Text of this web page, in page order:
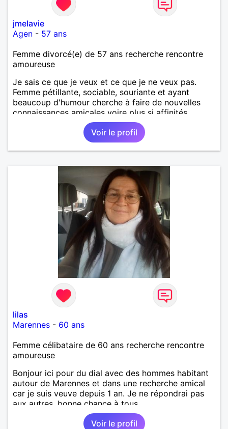
jmelavie
Agen - 57 ans
Femme divorcé(e) de 57 ans recherche rencontre
amoureuse
Je sais ce que je veux et ce que je ne veux pas.
Femme pétillante, sociable, souriante et ayant
beaucoup d'humour cherche à faire de nouvelles
connaissances amicales voire plus si affinités.
Voir le profil
lilas
Marennes - 60 ans
Femme célibataire de 60 ans recherche rencontre
amoureuse
Bonjour ici pour du dial avec des hommes habitant
autour de Marennes et dans une recherche amical
car je suis veuve depuis 1 an. Je ne répondrai pas
aux autres, bonne chance à tous.
Voir le profil